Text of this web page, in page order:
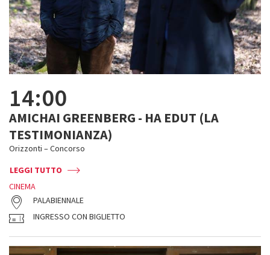
14:00
AMICHAI GREENBERG - HA EDUT (LA
TESTIMONIANZA)
Orizzonti – Concorso
LEGGI TUTTO
CINEMA
PALABIENNALE
INGRESSO CON BIGLIETTO